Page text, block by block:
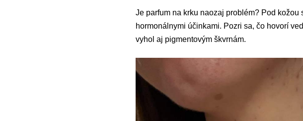
Je parfum na krku naozaj problém? Pod
hormonálnymi účinkami. Pozri sa, čo hovorí
vyhol aj pigmentovým škvrnám.